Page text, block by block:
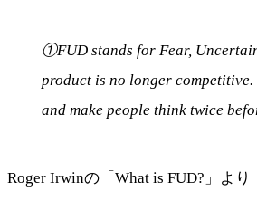
①FUD stands for Fear,
product is no longer
and make people think twice
Roger Irwinの「What is FUD?」より